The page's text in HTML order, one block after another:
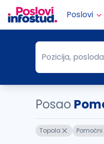
Poslovi
Pozicija,
Pozicija,
Posao
Topola